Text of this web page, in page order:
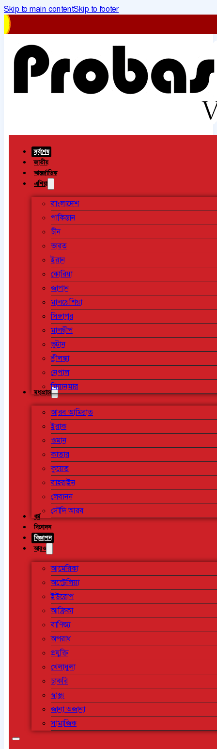
Skip to main contentSkip to footer
সর্বশেষ
জাতীয়
আন্তর্জাতিক
এশিয়া
বাংলাদেশ
পাকিস্তান
চীন
ভারত
ইরান
কোরিয়া
জাপান
মালয়েশিয়া
সিঙ্গাপুর
মালদ্বীপ
ভুটান
শ্রীলঙ্কা
নেপাল
মিয়ানমার
মধ্যপ্রাচ্য
আরব আমিরাত
ইরাক
ওমান
কাতার
কুয়েত
বাহরাইন
লেবানন
সৌদি আরব
ধর্ম
বিনোদন
বিজ্ঞাপন
আরও
আমেরিকা
অস্ট্রেলিয়া
ইউরোপ
আফ্রিকা
বাণিজ্য
অপরাধ
প্রযুক্তি
খেলাধুলা
চাকরি
স্বাস্থ্য
জানা অজানা
সামাজিক